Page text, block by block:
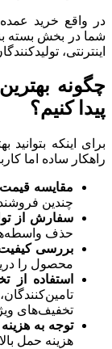
در واقع خرید
شما در بخش بسته‌
اینترنتی،
چگونه
پیدا کنیم؟
برای اینکه
راهکار ساده اما
مقایسه قیمت
چندین
سفارش از
حذف
بررسی کیفیت
محصول را
استفاده از
تخفیف‌های
توجه به
هزینه حمل